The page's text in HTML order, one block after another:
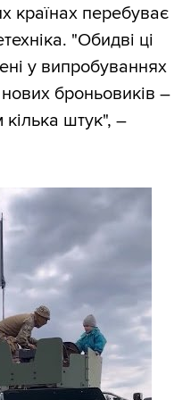
країнах перебуває
"Обидві ці
у випробуваннях
броньовиків –
штук", –